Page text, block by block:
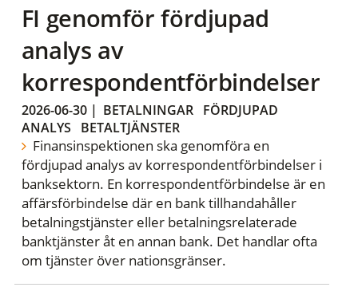
FI genomför fördjupad
analys av
korrespondentförbindelser
2026-06-30| BETALNINGAR
FÖRDJUPAD
ANALYS
BETALTJÄNSTER
Finansinspektionen ska genomföra en
fördjupad analys av korrespondentförbindelser i
banksektorn. En korrespondentförbindelse är en
affärsförbindelse där en bank tillhandahåller
betalningstjänster eller betalningsrelaterade
banktjänster åt en annan bank. Det handlar ofta
om tjänster över nationsgränser.